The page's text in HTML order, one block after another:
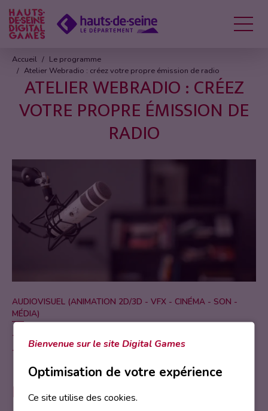
Accueil
Le programme
Atelier Webradio : créez votre propre émission de radio
ATELIER WEBRADIO : CRÉEZ
VOTRE PROPRE ÉMISSION DE
RADIO
AUDIOVISUEL (ANIMATION 2D/3D - VFX - CINÉMA - SON -
MÉDIA)
Samedi 5 avril 2025
Description
Bienvenue sur le site Digital Games
Optimisation de votre expérience
Ce site utilise des cookies.